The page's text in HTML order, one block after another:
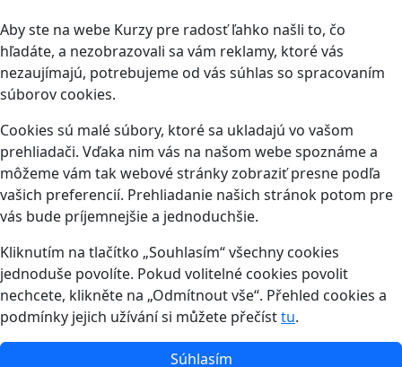
Aby ste na webe Kurzy pre radosť ľahko našli to, čo
hľadáte, a nezobrazovali sa vám reklamy, ktoré vás
nezaujímajú, potrebujeme od vás súhlas so spracovaním
súborov cookies.
Cookies sú malé súbory, ktoré sa ukladajú vo vašom
prehliadači. Vďaka nim vás na našom webe spoznáme a
môžeme vám tak webové stránky zobraziť presne podľa
vašich preferencií. Prehliadanie našich stránok potom pre
vás bude príjemnejšie a jednoduchšie.
Kliknutím na tlačítko „Souhlasím“ všechny cookies
jednoduše povolíte. Pokud volitelné cookies povolit
nechcete, klikněte na „Odmítnout vše“. Přehled cookies a
podmínky jejich užívání si můžete přečísttu.
Súhlasím